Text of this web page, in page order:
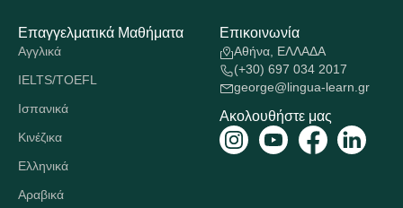
Επαγγελματικά Μαθήματα
Αγγλικά
IELTS/TOEFL
Ισπανικά
Κινέζικα
Ελληνικά
Αραβικά
Επικοινωνία
Αθήνα, ΕΛΛΑΔΑ
(+30) 697 034 2017
george@lingua-learn.gr
Ακολουθήστε μας